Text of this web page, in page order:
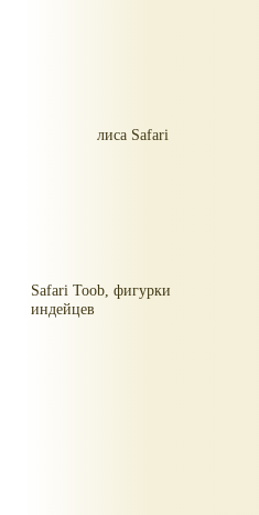
лиса Safari
Safari Toob, фигурки
индейцев